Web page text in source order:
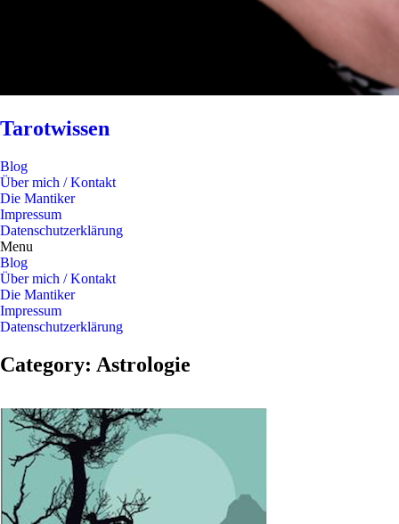
Tarotwissen
Blog
Über mich / Kontakt
Die Mantiker
Impressum
Datenschutzerklärung
Menu
Blog
Über mich / Kontakt
Die Mantiker
Impressum
Datenschutzerklärung
Category: Astrologie